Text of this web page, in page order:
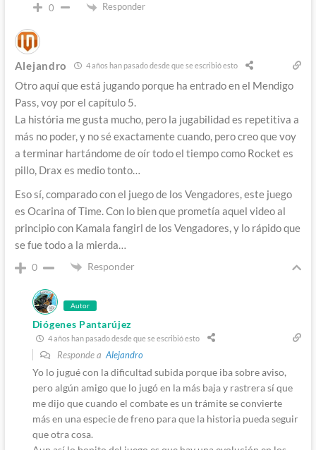
0 Responder
Alejandro 4 años han pasado desde que se escribió esto
Otro aquí que está jugando porque ha entrado en el Mendigo
Pass, voy por el capítulo 5.
La história me gusta mucho, pero la jugabilidad es repetitiva a
más no poder, y no sé exactamente cuando, pero creo que voy
a terminar hartándome de oír todo el tiempo como Rocket es
pillo, Drax es medio tonto…
Eso sí, comparado con el juego de los Vengadores, este juego
es Ocarina of Time. Con lo bien que prometía aquel video al
principio con Kamala fangirl de los Vengadores, y lo rápido que
se fue todo a la mierda…
0 Responder
Autor
Diógenes Pantarújez
4 años han pasado desde que se escribió esto
Responde aAlejandro
Yo lo jugué con la dificultad subida porque iba sobre aviso,
pero algún amigo que lo jugó en la más baja y rastrera sí que
me dijo que cuando el combate es un trámite se convierte
más en una especie de freno para que la historia pueda seguir
que otra cosa.